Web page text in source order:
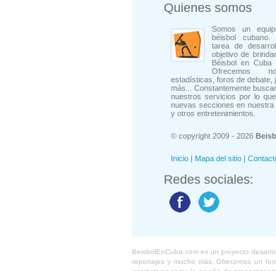
Quienes somos
Somos un
béisbol
tarea de
objetivo de
Béisbol en Cuba
Ofrecemos
estadísticas, foros de debate,
más... Constantemente
nuestros servicios por lo
nuevas secciones en
y otros entretenimientos.
© copyright 2009 - 2026
Inicio | Mapa del sitio |
Redes sociales:
BeisbolEnCuba.com es un proyecto
reportajes y mucho más. Ofrecemos un